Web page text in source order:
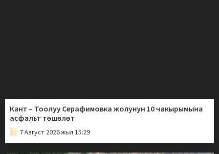
Кант – Тоолуу Серафимовка жолунун 10 чакырымына
асфальт төшөлөт
7 Август 2026 жыл 15:29